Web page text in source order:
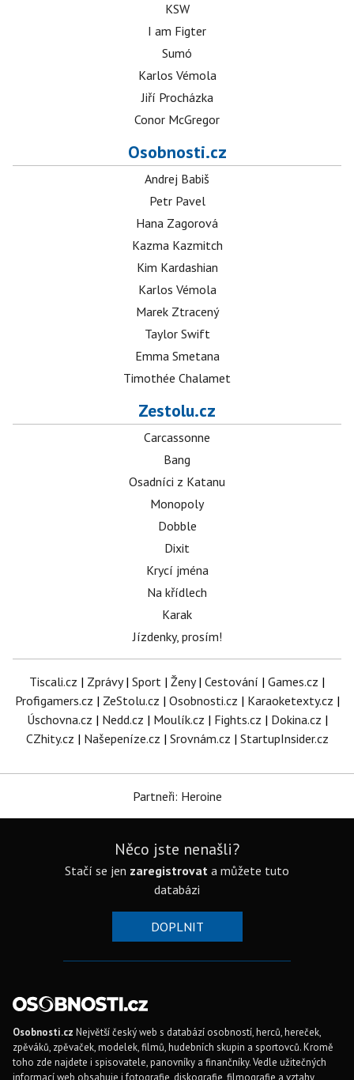
KSW
I am Figter
Sumó
Karlos Vémola
Jiří Procházka
Conor McGregor
Osobnosti.cz
Andrej Babiš
Petr Pavel
Hana Zagorová
Kazma Kazmitch
Kim Kardashian
Karlos Vémola
Marek Ztracený
Taylor Swift
Emma Smetana
Timothée Chalamet
Zestolu.cz
Carcassonne
Bang
Osadníci z Katanu
Monopoly
Dobble
Dixit
Krycí jména
Na křídlech
Karak
Jízdenky, prosím!
Tiscali.cz | Zprávy| Sport | Ženy| Cestování | Games.cz |
Profigamers.cz | ZeStolu.cz | Osobnosti.cz | Karaoketexty.cz |
Úschovna.cz | Nedd.cz | Moulík.cz | Fights.cz | Dokina.cz |
CZhity.cz | Našepeníze.cz | Srovnám.cz | StartupInsider.cz
Partneři: Heroine
Něco jste nenašli?
Stačí se jen zaregistrovat a můžete tuto
databázi
DOPLNIT
Osobnosti.cz Největší český web s databází osobností, herců, hereček,
zpěváků, zpěvaček, modelek, filmů, hudebních skupin a sportovců. Kromě
toho zde najdete i spisovatele, panovníky a finančníky. Vedle užitečných